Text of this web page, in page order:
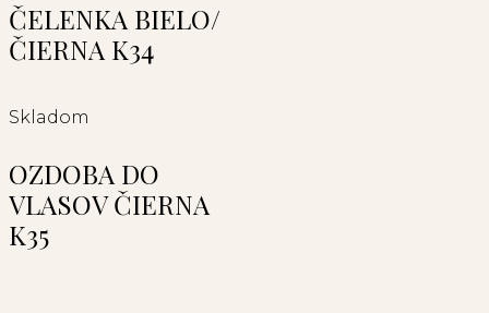
ČELENKA BIELO/
ČIERNA K34
Skladom
OZDOBA DO
VLASOV ČIERNA
K35